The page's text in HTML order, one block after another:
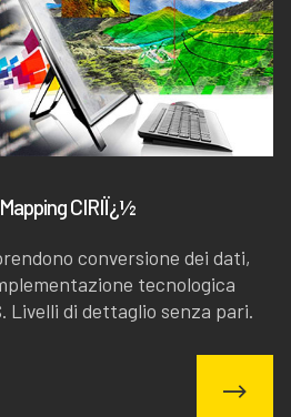
CIRIÏ¿½
conversione dei dati,
tecnologica
Livelli di dettaglio senza pari.